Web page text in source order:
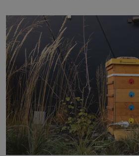
ani partnera. Stačily mi knihy,
Hned po studiích jsem odešla z